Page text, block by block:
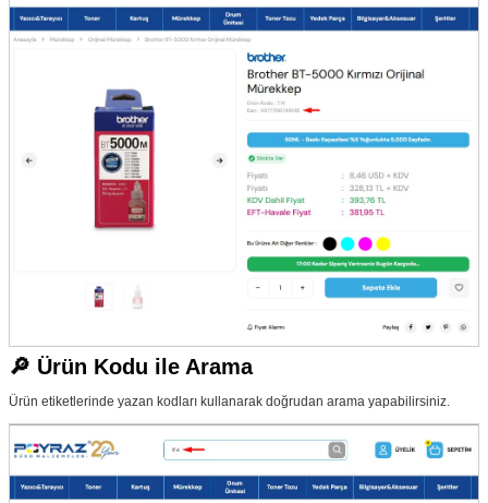
🔎 Ürün Kodu ile Arama
Ürün etiketlerinde yazan kodları kullanarak doğrudan arama yapabilirsiniz.